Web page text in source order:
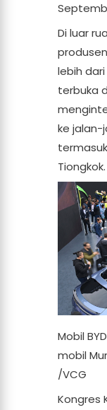
Di luar
lebih
terbuka
ke jalan-
Tiongkok.
Mobil
mobil
/VCG
Kongres